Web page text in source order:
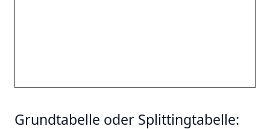
Grundtabelle oder Splittingtabelle: